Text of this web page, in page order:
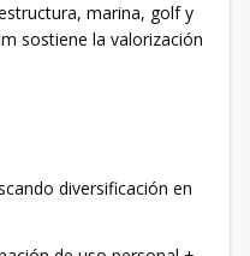
marina, golf y
sostiene la valorización
diversificación en